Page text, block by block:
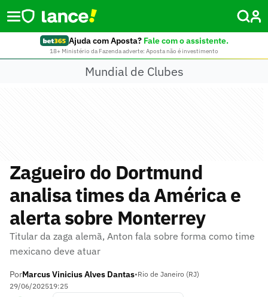
Ajuda com Aposta? Fale com o assistente.
18+ Ministério da Fazenda adverte: Aposta não é investimento
Mundial de Clubes
Zagueiro do Dortmund
analisa times da América e
alerta sobre Monterrey
Titular da zaga alemã, Anton fala sobre forma como time
mexicano deve atuar
PorMarcus Vinicius Alves Dantas•Rio de Janeiro (RJ)
29/06/202519:25